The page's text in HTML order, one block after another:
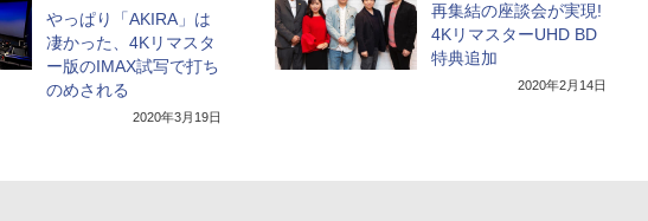
やっぱり「AKIRA」は
凄かった、4Kリマスタ
ー版のIMAX試写で打ち
のめされる
2020年3月19日
再集結の座談会が実現!
4KリマスターUHD BD
特典追加
2020年2月14日